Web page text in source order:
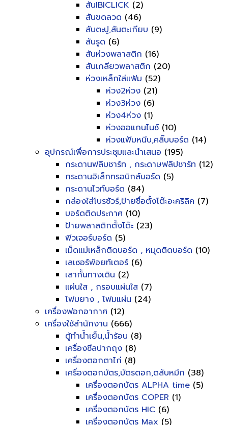
สันIBICLICK (2)
สันขดลวด (46)
สันตะปู,สันตะเกียบ (9)
สันรูด (6)
สันห่วงพลาสติก (16)
สันเกลียวพลาสติก (20)
ห่วงเหล็กใส่แฟ้ม (52)
ห่วง2ห่วง (21)
ห่วง3ห่วง (6)
ห่วง4ห่วง (1)
ห่วงออแกนไนซ์ (10)
ห่วงแฟ้มหนีบ,คลิ๊บบอร์ด (14)
อุปกรณ์เพื่อการประชุมและนำเสนอ (195)
กระดานฟลิบชาร์ท , กระดาษฟลิปชาร์ท (12)
กระดานอิเล็กทรอนิกส์บอร์ด (5)
กระดานไวท์บอร์ด (84)
กล่องใส่โบรชัวร์,ป้ายชื่อตั้งโต๊ะอะคริลิค (7)
บอร์ดติดประกาศ (10)
ป้ายพลาสติกตั้งโต๊ะ (23)
ฟิวเจอร์บอร์ด (5)
เม็ดแม่เหล็กติดบอร์ด , หมุดติดบอร์ด (10)
เลเซอร์พ้อยท์เตอร์ (6)
เสากั้นทางเดิน (2)
แผ่นใส , กรอบแผ่นใส (7)
โฟมยาง , โฟมแผ่น (24)
เครื่องฟอกอากาศ (12)
เครื่องใช้สำนักงาน (666)
ตู้ทำน้ำเย็น,น้ำร้อน (8)
เครื่องซีลปากถุง (8)
เครื่องตอกตาไก่ (8)
เครื่องตอกบัตร,บัตรตอก,ตลับหมึก (38)
เครื่องตอกบัตร ALPHA time (5)
เครื่องตอกบัตร COPER (1)
เครื่องตอกบัตร HIC (6)
เครื่องตอกบัตร Max (5)